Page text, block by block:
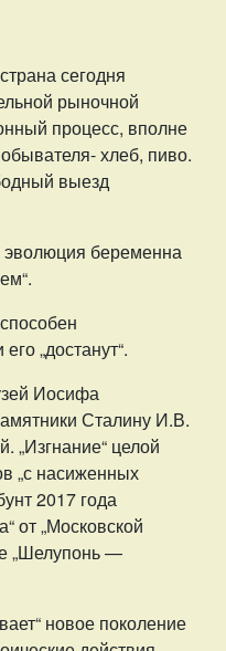
сегодня
рыночной
процесс, вполне
хлеб, пиво.
выезд
беременна
„достанут“.
Иосифа
Сталину И.В.
„Изгнание“ целой
„с насиженных
2017 года
от „Московской
„Шелупонь —
новое поколение